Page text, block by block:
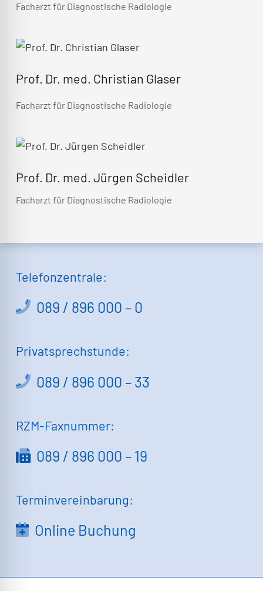
Facharzt für Diagnostische Radiologie
Prof. Dr. med. Christian Glaser
Facharzt für Diagnostische Radiologie
Prof. Dr. med. Jürgen Scheidler
Facharzt für Diagnostische Radiologie
Telefonzentrale:
089 / 896 000 – 0
Privatsprechstunde:
089 / 896 000 – 33
RZM-Faxnummer:
089 / 896 000 – 19
Terminvereinbarung:
Online Buchung